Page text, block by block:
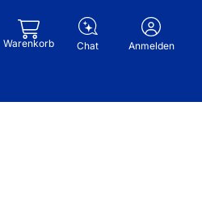
Warenkorb Chat Anmelden